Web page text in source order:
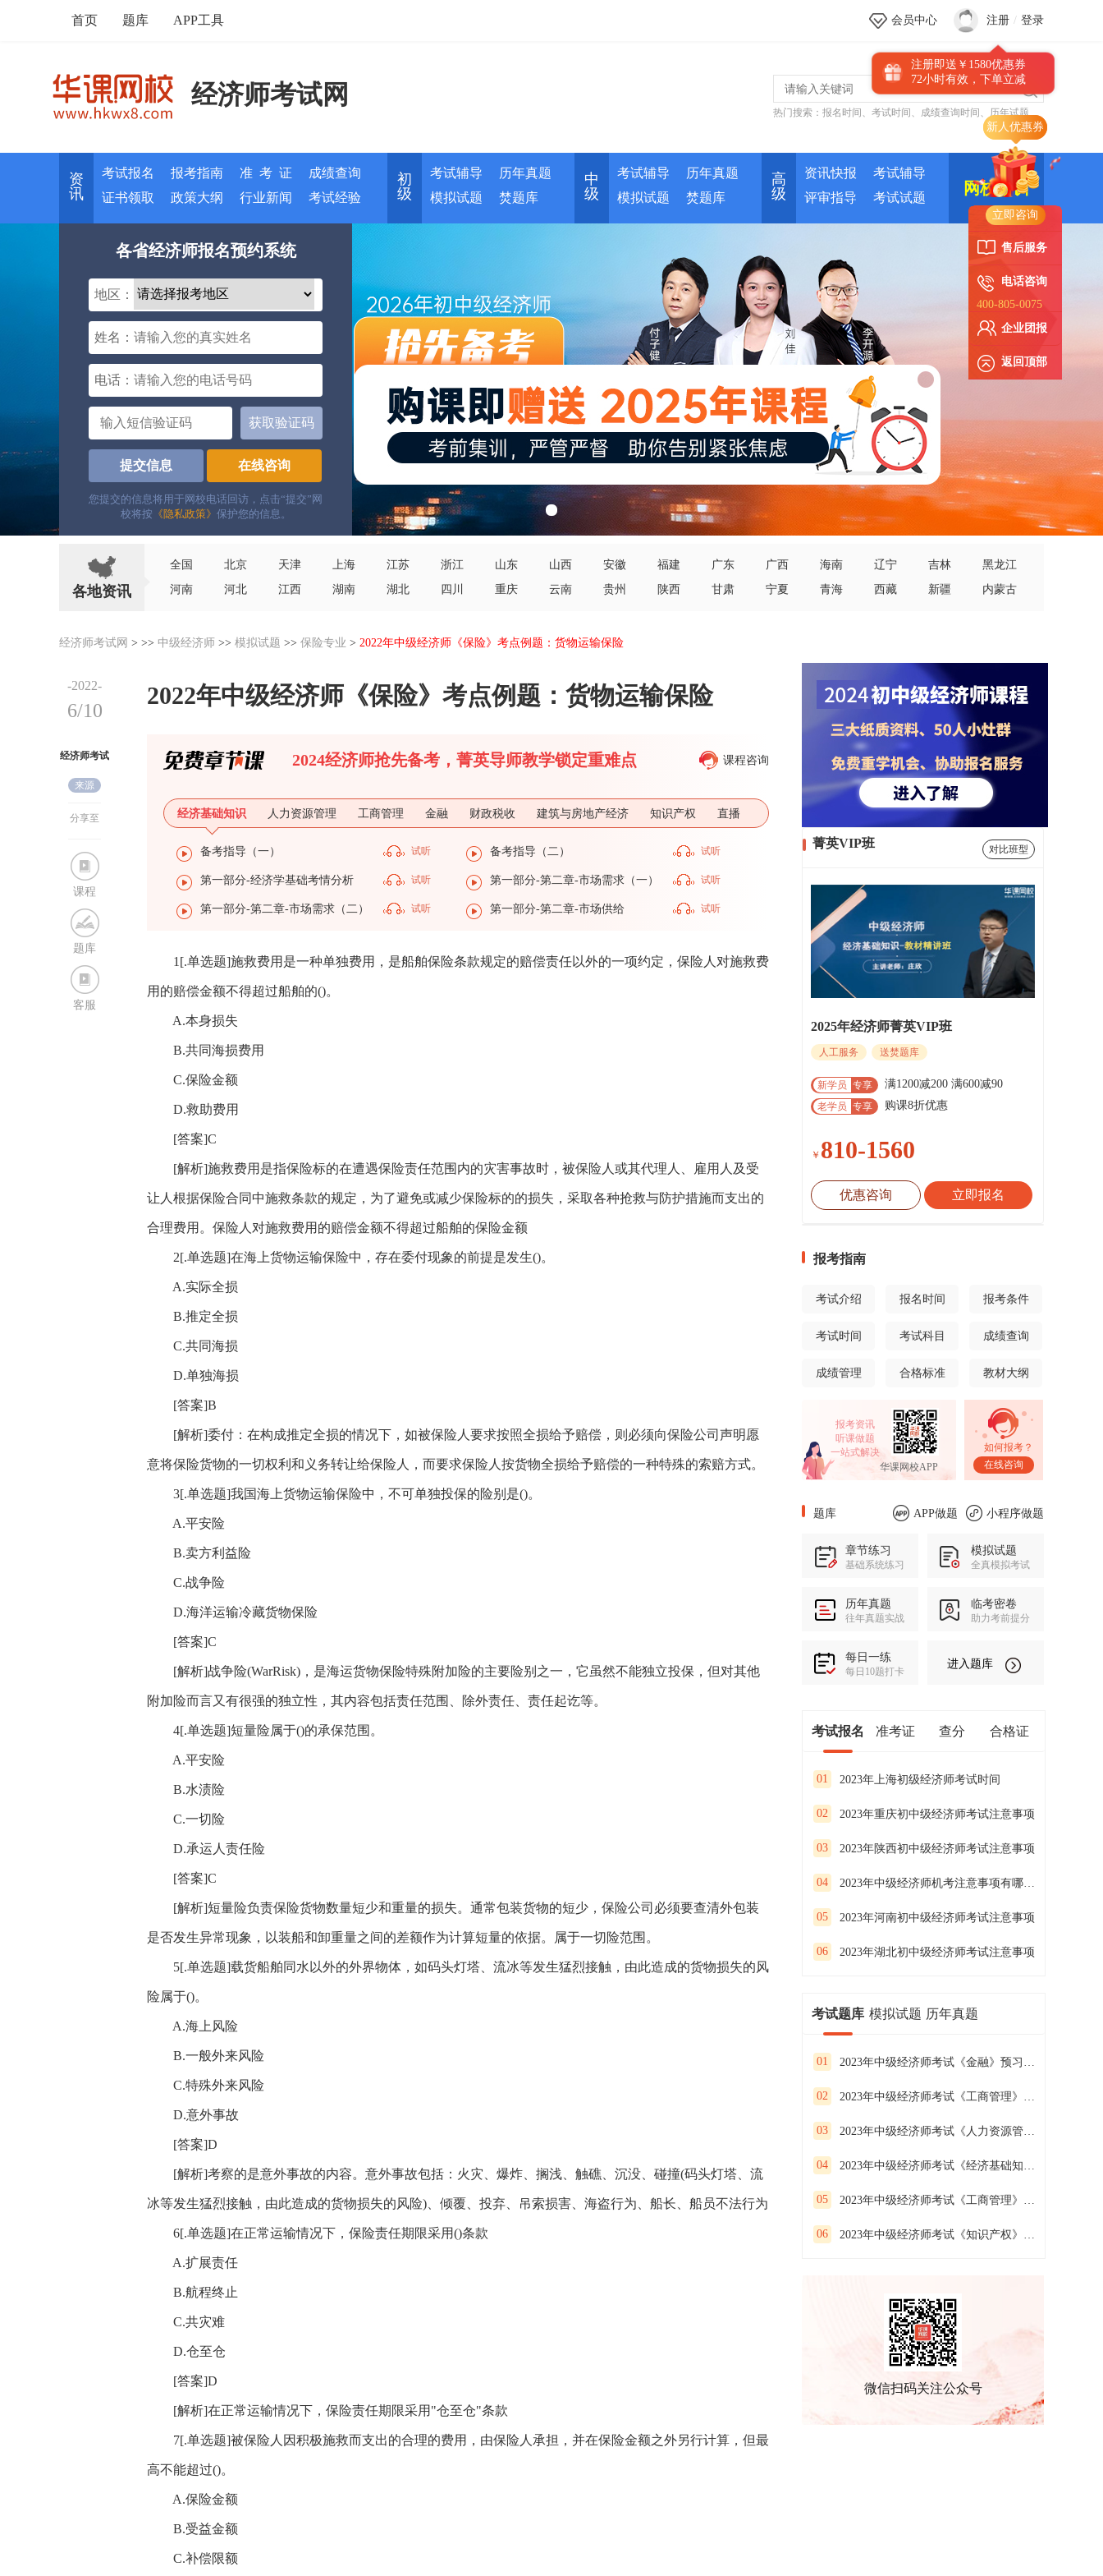
立即咨询
售后服务
电话咨询
400-805-0075
企业团报
返回顶部
首页 题库 APP工具 会员中心 注册 / 登录
注册即送￥1580优惠券
72小时有效，下单立减
经济师考试网
热门搜索： 报名时间 、 考试时间 、 成绩查询时间 、 历年试题
资
讯
考试报名 报考指南 准 考 证
成绩查询
证书领取
政策大纲 行业新闻 考试经验
初
级
考试辅导
历年真题
模拟试题
焚题库
中
级
考试辅导
历年真题
模拟试题
焚题库
高
级
资讯快报
考试辅导
评审指导
考试试题
网校培训
各省经济师报名预约系统
地区：
姓名：
电话：
获取验证码
提交信息 在线咨询
您提交的信息将用于网校电话回访，点击“提交”网
校将按 《隐私政策》 保护您的信息。
各地资讯
全国 北京 天津 上海 江苏 浙江 山东 山西 安徽 福建 广东 广西 海南 辽宁 吉林
黑龙江
河南
河北 江西 湖南 湖北 四川 重庆 云南 贵州 陕西 甘肃 宁夏 青海 西藏 新疆 内蒙古
经济师考试网 > >> 中级经济师 >> 模拟试题 >> 保险专业 > 2022年中级经济师《保险》考点例题：货物运输保险
-2022-
6/10
经济师考试
网
来源
分享至
课程
题库
客服
2022年中级经济师《保险》考点例题：货物运输保险
2024经济师抢先备考，菁英导师教学锁定重难点 课程咨询
经济基础知识 人力资源管理 工商管理 金融 财政税收 建筑与房地产经济 知识产权 直播
备考指导（一） 试听 备考指导（二） 试听
第一部分-经济学基础考情分析 试听 第一部分-第二章-市场需求（一） 试听
第一部分-第二章-市场需求（二） 试听 第一部分-第二章-市场供给 试听
1[.单选题]施救费用是一种单独费用，是船舶保险条款规定的赔偿责任以外的一项约定，保险人对施救费
用的赔偿金额不得超过船舶的()。
A.本身损失
B.共同海损费用
C.保险金额
D.救助费用
[答案]C
[解析]施救费用是指保险标的在遭遇保险责任范围内的灾害事故时，被保险人或其代理人、雇用人及受
让人根据保险合同中施救条款的规定，为了避免或减少保险标的的损失，采取各种抢救与防护措施而支出的
合理费用。保险人对施救费用的赔偿金额不得超过船舶的保险金额
2[.单选题]在海上货物运输保险中，存在委付现象的前提是发生()。
A.实际全损
B.推定全损
C.共同海损
D.单独海损
[答案]B
[解析]委付：在构成推定全损的情况下，如被保险人要求按照全损给予赔偿，则必须向保险公司声明愿
意将保险货物的一切权利和义务转让给保险人，而要求保险人按货物全损给予赔偿的一种特殊的索赔方式。
3[.单选题]我国海上货物运输保险中，不可单独投保的险别是()。
A.平安险
B.卖方利益险
C.战争险
D.海洋运输冷藏货物保险
[答案]C
[解析]战争险(WarRisk)，是海运货物保险特殊附加险的主要险别之一，它虽然不能独立投保，但对其他
附加险而言又有很强的独立性，其内容包括责任范围、除外责任、责任起讫等。
4[.单选题]短量险属于()的承保范围。
A.平安险
B.水渍险
C.一切险
D.承运人责任险
[答案]C
[解析]短量险负责保险货物数量短少和重量的损失。通常包装货物的短少，保险公司必须要查清外包装
是否发生异常现象，以装船和卸重量之间的差额作为计算短量的依据。属于一切险范围。
5[.单选题]载货船舶同水以外的外界物体，如码头灯塔、流冰等发生猛烈接触，由此造成的货物损失的风
险属于()。
A.海上风险
B.一般外来风险
C.特殊外来风险
D.意外事故
[答案]D
[解析]考察的是意外事故的内容。意外事故包括：火灾、爆炸、搁浅、触礁、沉没、碰撞(码头灯塔、流
冰等发生猛烈接触，由此造成的货物损失的风险)、倾覆、投弃、吊索损害、海盗行为、船长、船员不法行为
6[.单选题]在正常运输情况下，保险责任期限采用()条款
A.扩展责任
B.航程终止
C.共灾难
D.仓至仓
[答案]D
[解析]在正常运输情况下，保险责任期限采用"仓至仓"条款
7[.单选题]被保险人因积极施救而支出的合理的费用，由保险人承担，并在保险金额之外另行计算，但最
高不能超过()。
A.保险金额
B.受益金额
C.补偿限额
菁英VIP班 对比班型
2025年经济师菁英VIP班
人工服务 送焚题库
新学员 专享 满1200减200 满600减90
老学员 专享 购课8折优惠
￥ 810-1560
优惠咨询 立即报名
报考指南
考试介绍 报名时间 报考条件
考试时间 考试科目 成绩查询
成绩管理 合格标准 教材大纲
报考资讯
听课做题
一站式解决
华课网校APP
如何报考？
在线咨询
题库 APP做题 小程序做题
章节练习
基础系统练习
模拟试题
全真模拟考试
历年真题
往年真题实战
临考密卷
助力考前提分
每日一练
每日10题打卡
进入题库
考试报名 准考证 查分 合格证
01 2023年上海初级经济师考试时间
02 2023年重庆初中级经济师考试注意事项
03 2023年陕西初中级经济师考试注意事项
04 2023年中级经济师机考注意事项有哪些？
05 2023年河南初中级经济师考试注意事项
06 2023年湖北初中级经济师考试注意事项
考试题库 模拟试题 历年真题
01 2023年中级经济师考试《金融》预习试卷（二）
02 2023年中级经济师考试《工商管理》预习试卷（一）
03 2023年中级经济师考试《人力资源管理》预习试卷（三）
04 2023年中级经济师考试《经济基础知识》预习试卷（二）
05 2023年中级经济师考试《工商管理》预习试卷（三）
06 2023年中级经济师考试《知识产权》预习试卷（二）
微信扫码关注公众号